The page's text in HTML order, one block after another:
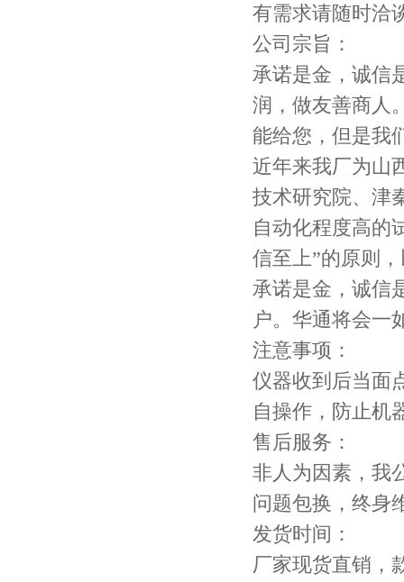
有需求请随时洽
公司宗旨：
承诺是金，诚信
润，做友善商人
能给您，但是我
近年来我厂为山
技术研究院、津
自动化程度高的
信至上”的原则
承诺是金，诚信
户。华通将会一
注意事项：
仪器收到后当面
自操作，防止机
售后服务：
非人为因素，我
问题包换，终身
发货时间：
厂家现货直销，